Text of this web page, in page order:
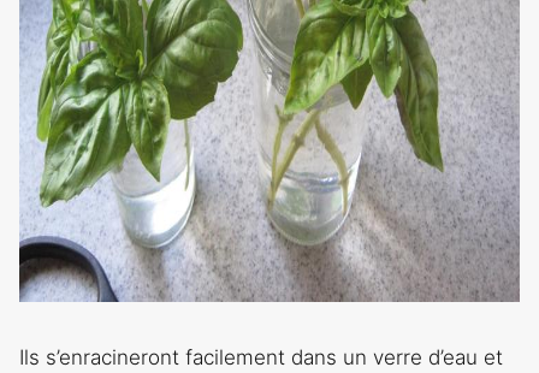
Ils s’enracineront facilement dans un verre d’eau et